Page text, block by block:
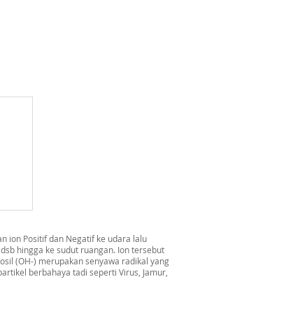
ion Positif dan Negatif ke udara lalu
hingga ke sudut ruangan. Ion tersebut
(OH-) merupakan senyawa radikal yang
berbahaya tadi seperti Virus, Jamur,